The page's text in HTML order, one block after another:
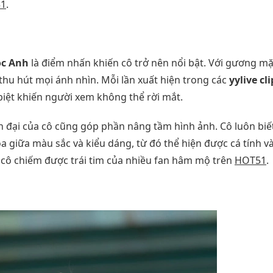
.
Anh là điểm nhấn khiến cô trở nên nổi bật. Với gương
hút mọi ánh nhìn. Mỗi lần xuất hiện trong các yylive
khiến người xem không thể rời mắt.
của cô cũng góp phần nâng tầm hình ảnh. Cô luôn
màu sắc và kiểu dáng, từ đó thể hiện được cá tính và
chiếm được trái tim của nhiều fan hâm mộ trên HOT51.